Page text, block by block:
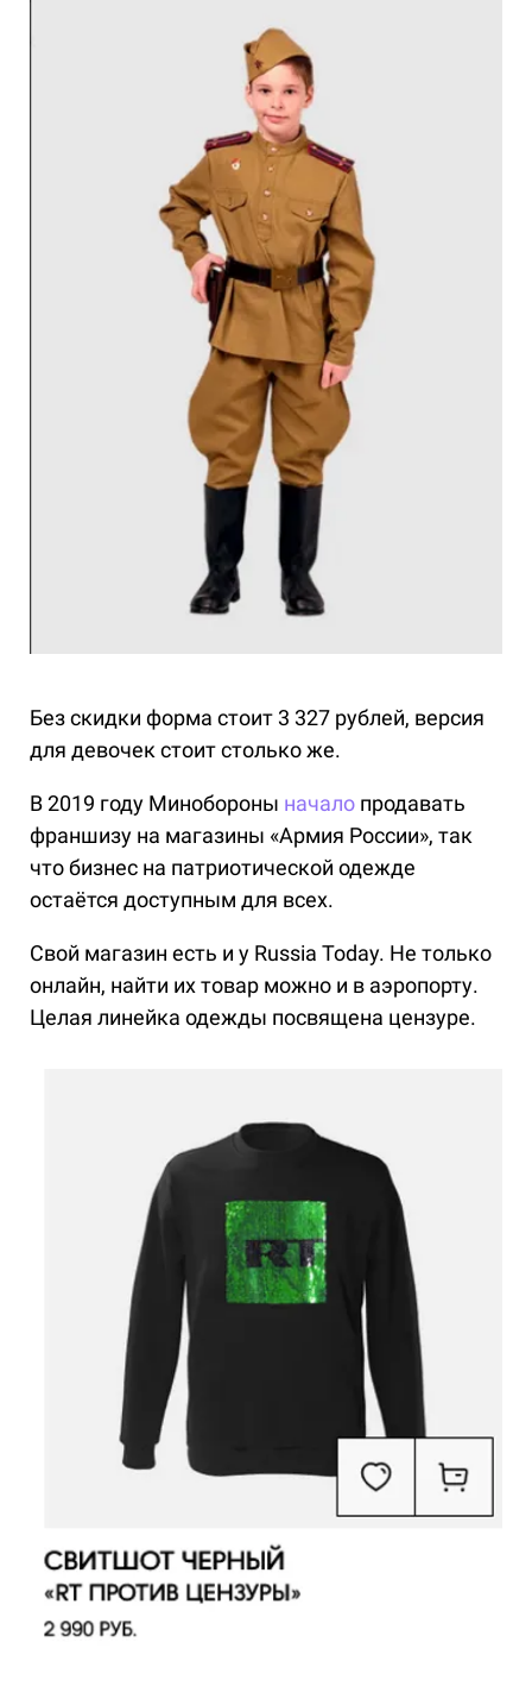
Без скидки форма стоит 3 327 рублей, версия
для девочек стоит столько же.
В 2019 году Минобороны начало продавать
франшизу на магазины «Армия России», так
что бизнес на патриотической одежде
остаётся доступным для всех.
Свой магазин есть и у Russia Today. Не только
онлайн, найти их товар можно и в аэропорту.
Целая линейка одежды посвящена цензуре.